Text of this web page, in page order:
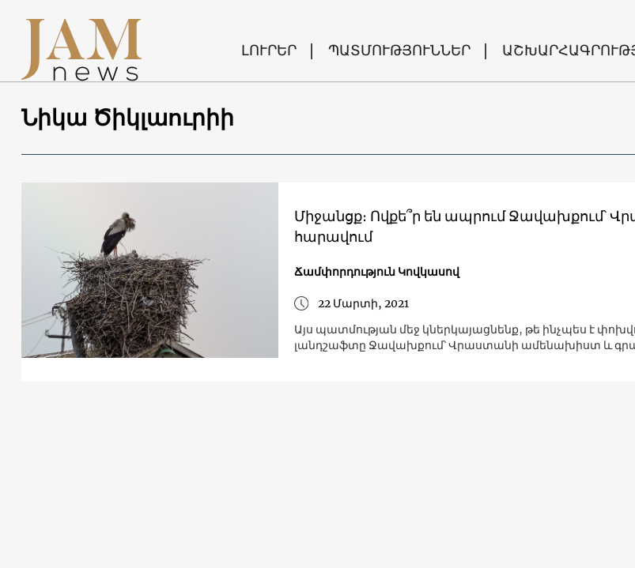
ԼՈՒՐԵՐ ՊԱՏՄՈՒԹՅՈՒՆՆԵՐ
Նիկա Ծիկլաուրիի
Միջանցք։ Ովքե՞ր են ապրում Ջավախքում՝
հարավում
Ճամփորդություն Կովկասով
22 Մարտի, 2021
Այս պատմության մեջ կներկայացնենք, թե ինչպես է
լանդշաֆտը Ջավախքում՝ Վրաստանի ամենախիստ և